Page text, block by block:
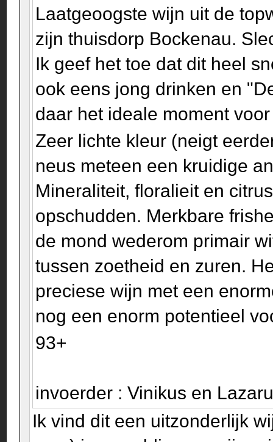
Laatgeoogste wijn uit de
zijn thuisdorp Bockenau.
Ik geef het toe dat dit heel
ook eens jong drinken en
daar het ideale moment
Zeer lichte kleur (neigt
neus meteen een kruidige
Mineraliteit, floralieit en
opschudden. Merkbare
de mond wederom primair
tussen zoetheid en zuren.
preciese wijn met een
nog een enorm potentieel
93+
invoerder : Vinikus en
Ik vind dit een uitzonderlijk